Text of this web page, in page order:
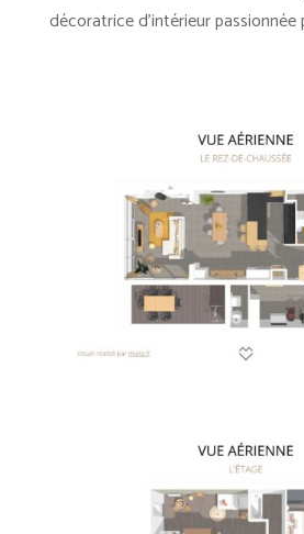
décoratrice d’intérieur